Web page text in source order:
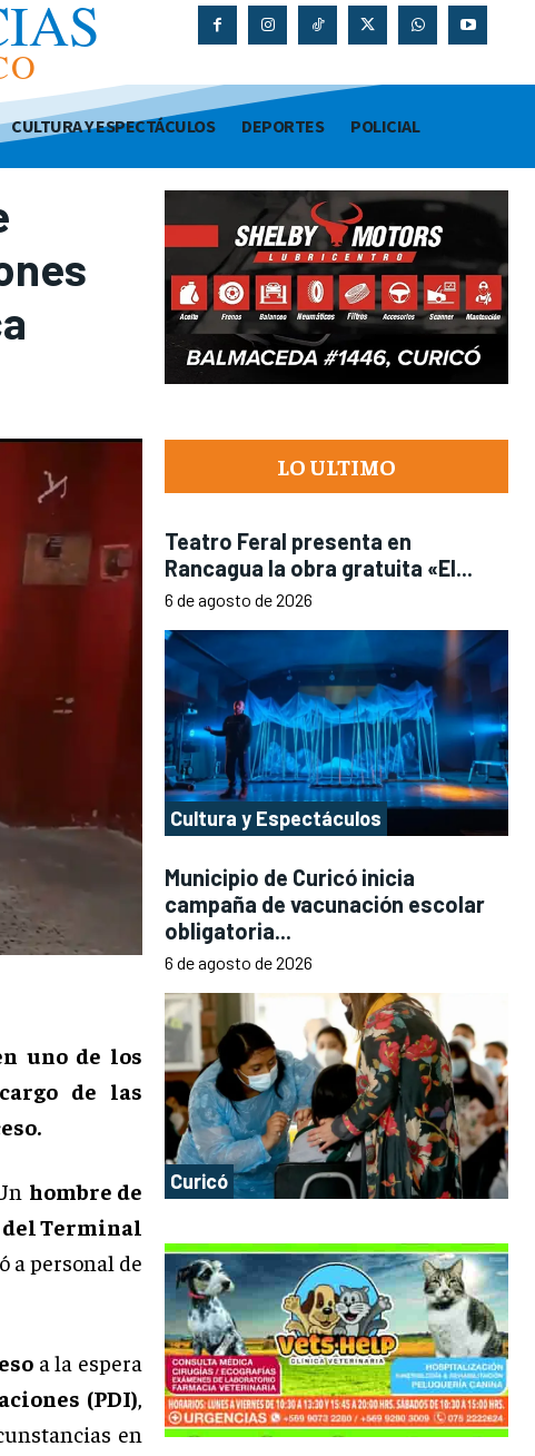
CULTURA Y ESPECTÁCULOS DEPORTES POLICIAL
uno de los
de las
hombre de
Terminal
a personal de
a la espera
(PDI)
en
LO ULTIMO
Teatro Feral presenta en
Rancagua la obra gratuita «El...
6 de agosto de 2026
Cultura y Espectáculos
Municipio de Curicó inicia
campaña de vacunación escolar
obligatoria...
6 de agosto de 2026
Curicó